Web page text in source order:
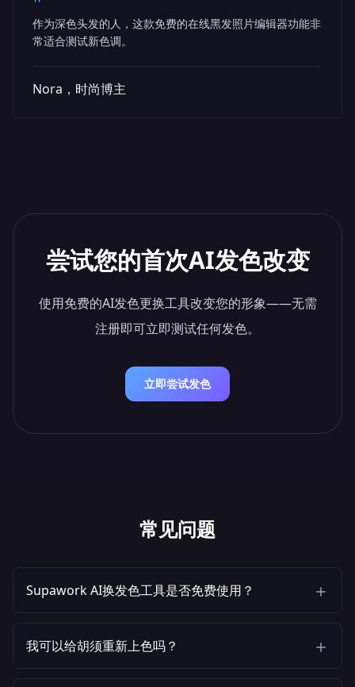
作为深色头发的人，这款免费的在线黑发照片编辑器功能非
常适合测试新色调。
Nora，时尚博主
尝试您的首次AI发色改变
使用免费的AI发色更换工具改变您的形象——无需
注册即可立即测试任何发色。
立即尝试发色
常见问题
Supawork AI换发色工具是否免费使用？
我可以给胡须重新上色吗？